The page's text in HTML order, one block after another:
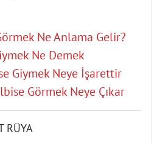
Ne Anlama Gelir?
Ne Demek
Giymek Neye İşarettir
Görmek Neye Çıkar
RÜYA